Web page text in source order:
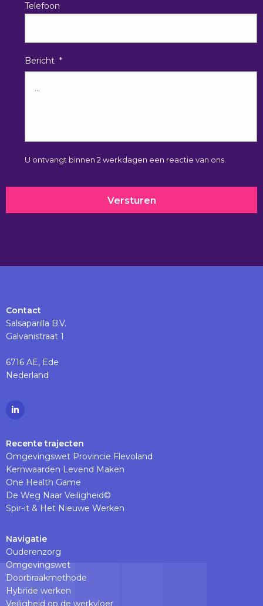
Telefoon
Bericht *
U ontvangt binnen 2 werkdagen een reactie van ons.
Contact
Salsaparilla B.V.
Galvanistraat 1
6716 AE, Ede
Nederland
Ga
Linkedinpagina
Recente trajecten
Omgevingswet Provincie Flevoland
Kernwaarden Levend Maken
One Health Game
De Weg Naar Veiligheid©
Spir-it & Het Nieuwe Werken
Navigatie
Ouderenzorg
Omgevingswet
Doorbraakmethode
Hybride werken
Veiligheid op de werkvloer